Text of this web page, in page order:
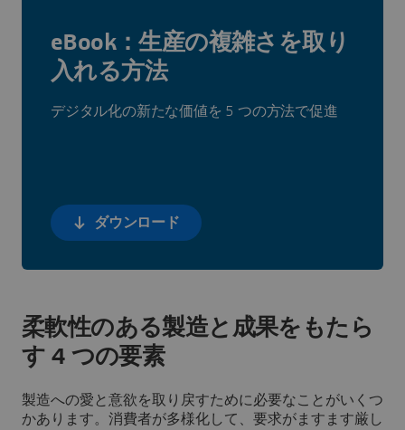
eBook：生産の複雑さを取り
入れる方法
デジタル化の新たな価値を 5 つの方法で促進
ダウンロード
柔軟性のある製造と成果をもたら
す 4 つの要素
製造への愛と意欲を取り戻すために必要なことがいくつ
かあります。消費者が多様化して、要求がますます厳し